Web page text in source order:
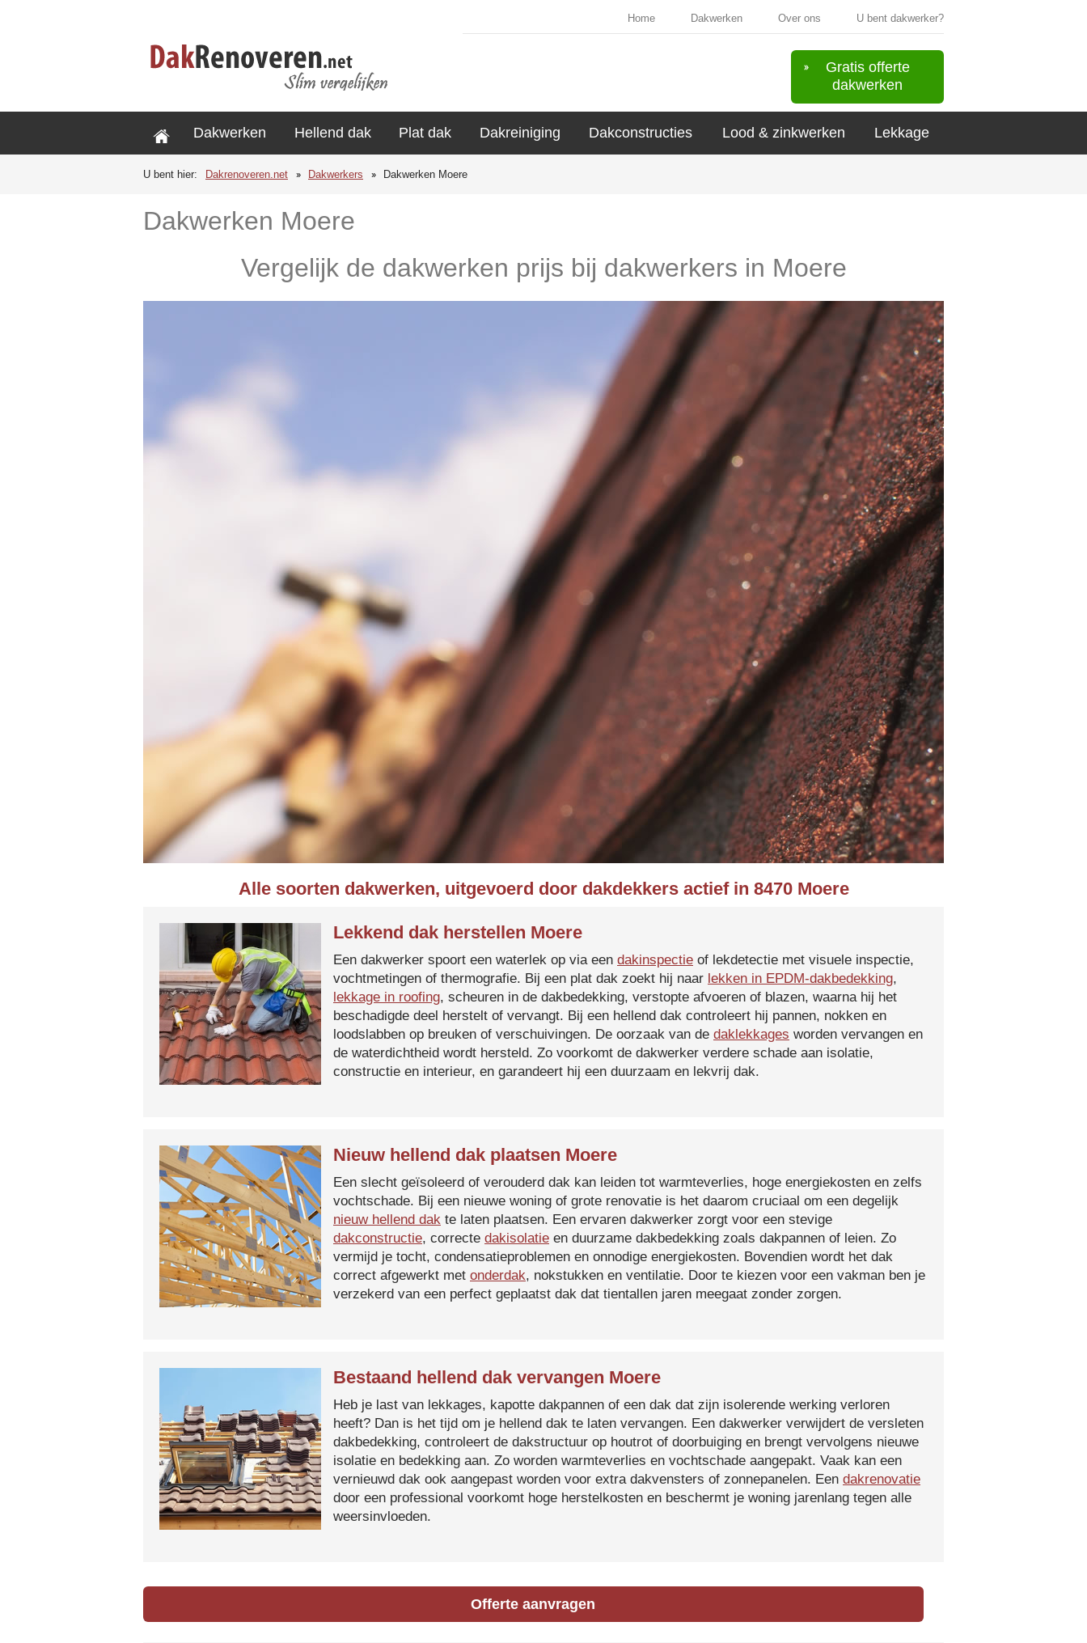
Home Dakwerken Over ons U bent dakwerker?
Gratis offerte
dakwerken
Dakwerken Hellend dak Plat dak Dakreiniging Dakconstructies Lood & zinkwerken Lekkage
U bent hier: Dakrenoveren.net Dakwerkers Dakwerken Moere
Dakwerken Moere
Vergelijk de dakwerken prijs bij dakwerkers in Moere
Alle soorten dakwerken, uitgevoerd door dakdekkers actief in 8470 Moere
Lekkend dak herstellen Moere
Een dakwerker spoort een waterlek op via een dakinspectie of lekdetectie met visuele inspectie,
vochtmetingen of thermografie. Bij een plat dak zoekt hij naar lekken in EPDM-dakbedekking,
lekkage in roofing, scheuren in de dakbedekking, verstopte afvoeren of blazen, waarna hij het
beschadigde deel herstelt of vervangt. Bij een hellend dak controleert hij pannen, nokken en
loodslabben op breuken of verschuivingen. De oorzaak van de daklekkages worden vervangen en
de waterdichtheid wordt hersteld. Zo voorkomt de dakwerker verdere schade aan isolatie,
constructie en interieur, en garandeert hij een duurzaam en lekvrij dak.
Nieuw hellend dak plaatsen Moere
Een slecht geïsoleerd of verouderd dak kan leiden tot warmteverlies, hoge energiekosten en zelfs
vochtschade. Bij een nieuwe woning of grote renovatie is het daarom cruciaal om een degelijk
nieuw hellend dak te laten plaatsen. Een ervaren dakwerker zorgt voor een stevige
dakconstructie, correcte dakisolatie en duurzame dakbedekking zoals dakpannen of leien. Zo
vermijd je tocht, condensatieproblemen en onnodige energiekosten. Bovendien wordt het dak
correct afgewerkt met onderdak, nokstukken en ventilatie. Door te kiezen voor een vakman ben je
verzekerd van een perfect geplaatst dak dat tientallen jaren meegaat zonder zorgen.
Bestaand hellend dak vervangen Moere
Heb je last van lekkages, kapotte dakpannen of een dak dat zijn isolerende werking verloren
heeft? Dan is het tijd om je hellend dak te laten vervangen. Een dakwerker verwijdert de versleten
dakbedekking, controleert de dakstructuur op houtrot of doorbuiging en brengt vervolgens nieuwe
isolatie en bedekking aan. Zo worden warmteverlies en vochtschade aangepakt. Vaak kan een
vernieuwd dak ook aangepast worden voor extra dakvensters of zonnepanelen. Een dakrenovatie
door een professional voorkomt hoge herstelkosten en beschermt je woning jarenlang tegen alle
weersinvloeden.
Offerte aanvragen